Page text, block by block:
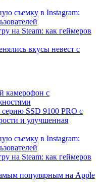
съемку в Instagram:
на Steam: как геймеров
вкусы невест с
камерофон с
серию SSD 9100 PRO с
и улучшенная
съемку в Instagram:
на Steam: как геймеров
популярным на Apple